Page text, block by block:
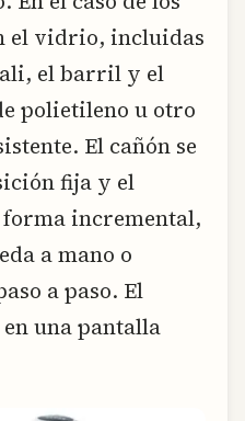
el vidrio, incluidas
el barril y el
polietileno u otro
El cañón se
fija y el
forma incremental,
a mano o
a paso. El
una pantalla